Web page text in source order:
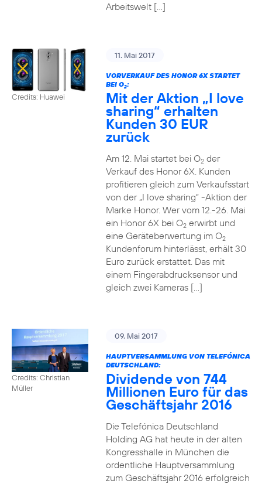
Arbeitswelt […]
Credits: Huawei
11. Mai 2017
VORVERKAUF DES HONOR 6X STARTET
BEI O2:
Mit der Aktion „I love
sharing“ erhalten
Kunden 30 EUR
zurück
Am 12. Mai startet bei O2der
Verkauf des Honor 6X. Kunden
profitieren gleich zum Verkaufsstart
von der „I love sharing“ -Aktion der
Marke Honor. Wer vom 12.-26. Mai
ein Honor 6X bei O2erwirbt und
eine Geräteberwertung im O2
Kundenforum hinterlässt, erhält 30
Euro zurück erstattet. Das mit
einem Fingerabdrucksensor und
gleich zwei Kameras […]
Credits: Christian
Müller
09. Mai 2017
HAUPTVERSAMMLUNG VON TELEFÓNICA
DEUTSCHLAND:
Dividende von 744
Millionen Euro für das
Geschäftsjahr 2016
Die Telefónica Deutschland
Holding AG hat heute in der alten
Kongresshalle in München die
ordentliche Hauptversammlung
zum Geschäftsjahr 2016 erfolgreich